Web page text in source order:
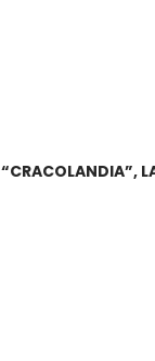
“CRACOLANDIA”,